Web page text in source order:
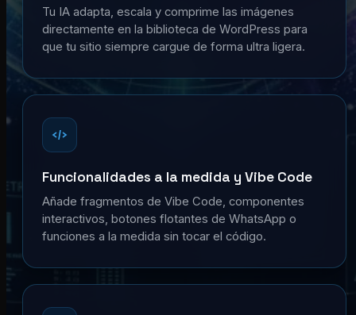
Tu IA adapta, escala y comprime las imágenes
directamente en la biblioteca de WordPress para
que tu sitio siempre cargue de forma ultra ligera.
Funcionalidades a la medida y Vibe Code
Añade fragmentos de Vibe Code, componentes
interactivos, botones flotantes de WhatsApp o
funciones a la medida sin tocar el código.